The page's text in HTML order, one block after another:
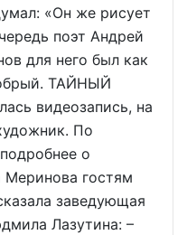
«Он же рисует
поэт Андрей
для него был как
ТАЙНЫЙ
видеозапись, на
По
о
гостям
заведующая
Лазутина: –